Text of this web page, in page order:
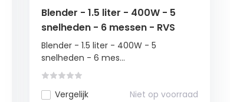
Blender - 1.5 liter - 400W - 5
snelheden - 6 messen - RVS
Blender - 1.5 liter - 400W - 5
snelheden - 6 mes...
Vergelijk Niet op voorraad